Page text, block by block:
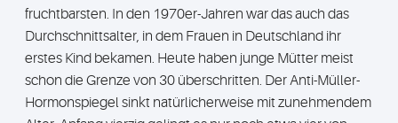
fruchtbarsten. In den 1970er-Jahren war das auch das
Durchschnittsalter, in dem Frauen in Deutschland ihr
erstes Kind bekamen. Heute haben junge Mütter meist
schon die Grenze von 30 überschritten. Der Anti-Müller-
Hormonspiegel sinkt natürlicherweise mit zunehmendem